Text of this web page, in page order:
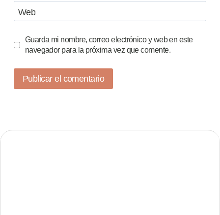
Web
Guarda mi nombre, correo electrónico y web en este
navegador para la próxima vez que comente.